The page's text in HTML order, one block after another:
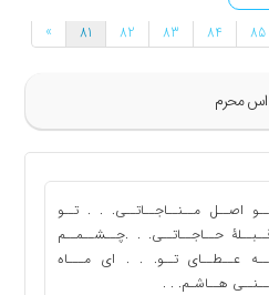
اس محرم
» 81 82 83 84 85
اصــل مــنــاجــاتــی. . . تــو
حــاجــاتــی. . .چــشــمــم
عــطــای تــو. . . ای مـــاه
هــاشـم. . .